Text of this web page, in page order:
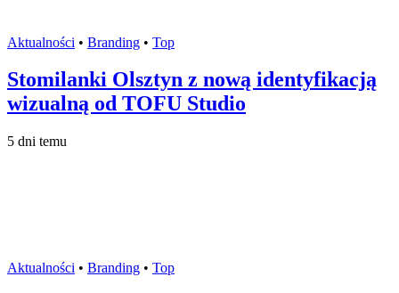
Aktualności • Branding • Top
Stomilanki Olsztyn z nową identyfikacją
wizualną od TOFU Studio
5 dni temu
Aktualności • Branding • Top